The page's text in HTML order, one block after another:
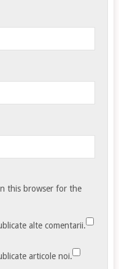
this browser for the
alte comentarii.
articole noi.